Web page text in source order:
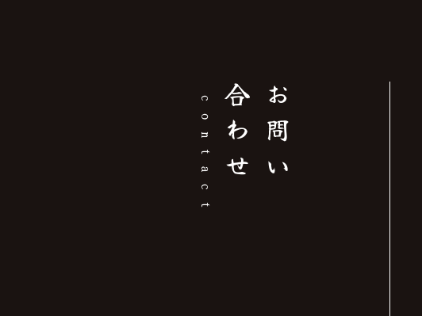
お
問
い
合
わ
せ
contact